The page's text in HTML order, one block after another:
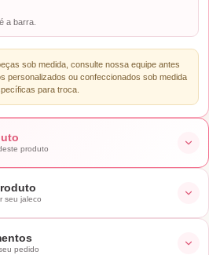
a barra.
sob medida, consulte nossa equipe antes
personalizados ou confeccionados sob medida
para troca.
produto
seu jaleco
pedido